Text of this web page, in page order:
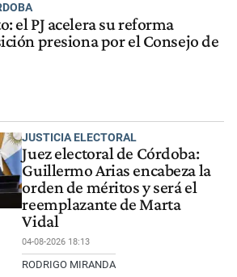
el PJ acelera su reforma
presiona por el Consejo de
JUSTICIA ELECTORAL
Juez electoral de Córdoba:
Guillermo Arias encabeza la
orden de méritos y será el
reemplazante de Marta
Vidal
04-08-2026 18:13
RODRIGO MIRANDA